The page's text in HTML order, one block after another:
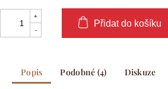
Přidat do košíku
Popis Podobné (4) Diskuze